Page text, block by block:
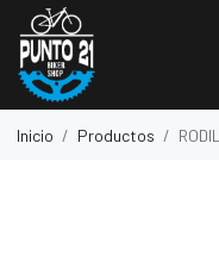
Inicio Productos